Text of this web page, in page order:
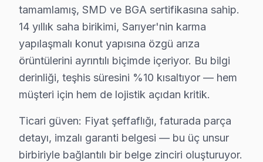
· Sarıyer Panasonic
· Sarıyer Toshiba
Sarıyer JVC Servis: En Çok Sorulan
Sarıyer JVC ekran tamirinde iki kritik bilgi: (1)
tamamlamış, SMD ve BGA sertifikasına sahip.
14 yıllık saha birikimi, Sarıyer'nin karma
yapılaşmalı konut yapısına özgü arıza
örüntülerini ayrıntılı biçimde içeriyor. Bu bilgi
derinliği, teşhis süresini %10 kısaltıyor — hem
müşteri için hem de lojistik açıdan kritik.
Ticari güven: Fiyat şeffaflığı, faturada parça
detayı, imzalı garanti belgesi — bu üç unsur
birbiriyle bağlantılı bir belge zinciri oluşturuyor.